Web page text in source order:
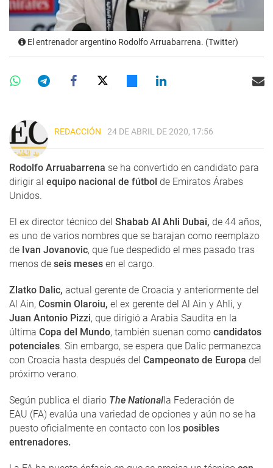
El entrenador argentino Rodolfo Arruabarrena. (Twitter)
REDACCIÓN 24 DE ABRIL DE 2020, 17:56
Rodolfo Arruabarrena se ha convertido en candidato para
dirigir al equipo nacional de fútbol de Emiratos Árabes
Unidos.
El ex director técnico del Shabab Al Ahli Dubai, de 44 años,
es uno de varios nombres que se barajan como reemplazo
de Ivan Jovanovic, que fue despedido el mes pasado tras
menos de seis meses en el cargo.
Zlatko Dalic, actual gerente de Croacia y anteriormente del
Al Ain, Cosmin Olaroiu, el ex gerente del Al Ain y Ahli, y
Juan Antonio Pizzi, que dirigió a Arabia Saudita en la
última Copa del Mundo, también suenan como candidatos
potenciales. Sin embargo, se espera que Dalic permanezca
con Croacia hasta después del Campeonato de Europa del
próximo verano.
Según publica el diario The National la Federación de
EAU (FA) evalúa una variedad de opciones y aún no se ha
puesto oficialmente en contacto con los posibles
entrenadores.